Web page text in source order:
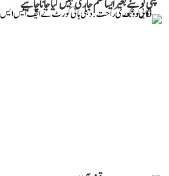
کمپنی کو سنے بغیر ایسا حکم جاری نہیں کیا جانا چاہیے